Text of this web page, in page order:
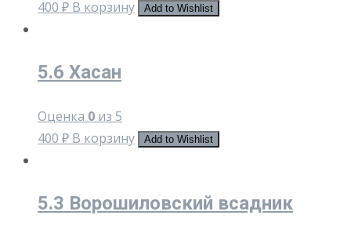
400 ₽ В корзину Add to Wishlist
5.6 Хасан
Оценка 0 из 5
400 ₽ В корзину Add to Wishlist
5.3 Ворошиловский всадник